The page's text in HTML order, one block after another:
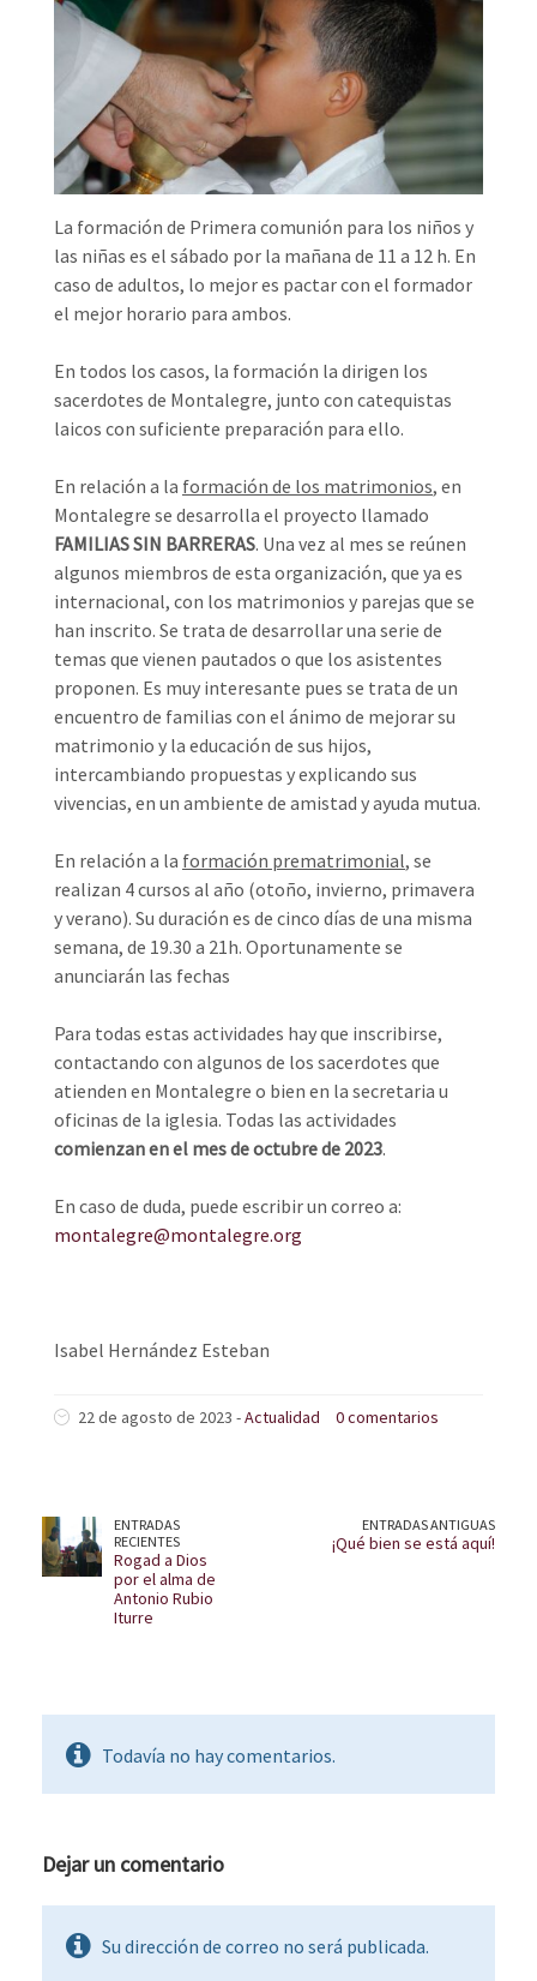
La formación de Primera comunión para los niños y
las niñas es el sábado por la mañana de 11 a 12 h. En
caso de adultos, lo mejor es pactar con el formador
el mejor horario para ambos.
En todos los casos, la formación la dirigen los
sacerdotes de Montalegre, junto con catequistas
laicos con suficiente preparación para ello.
En relación a la formación de los matrimonios, en
Montalegre se desarrolla el proyecto llamado
FAMILIAS SIN BARRERAS. Una vez al mes se reúnen
algunos miembros de esta organización, que ya es
internacional, con los matrimonios y parejas que se
han inscrito. Se trata de desarrollar una serie de
temas que vienen pautados o que los asistentes
proponen. Es muy interesante pues se trata de un
encuentro de familias con el ánimo de mejorar su
matrimonio y la educación de sus hijos,
intercambiando propuestas y explicando sus
vivencias, en un ambiente de amistad y ayuda mutua.
En relación a la formación prematrimonial, se
realizan 4 cursos al año (otoño, invierno, primavera
y verano). Su duración es de cinco días de una misma
semana, de 19.30 a 21h. Oportunamente se
anunciarán las fechas
Para todas estas actividades hay que inscribirse,
contactando con algunos de los sacerdotes que
atienden en Montalegre o bien en la secretaria u
oficinas de la iglesia. Todas las actividades
comienzan en el mes de octubre de 2023.
En caso de duda, puede escribir un correo a:
montalegre@montalegre.org
Isabel Hernández Esteban
22 de agosto de 2023 -Actualidad 0 comentarios
ENTRADAS
RECIENTES
Rogad a Dios
por el alma de
Antonio Rubio
Iturre
ENTRADAS ANTIGUAS
¡Qué bien se está aquí!
Todavía no hay comentarios.
Dejar un comentario
Su dirección de correo no será publicada.